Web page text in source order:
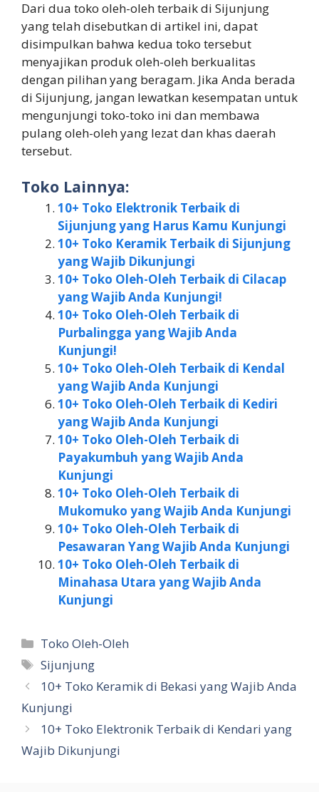
Dari dua toko oleh-oleh terbaik di Sijunjung
yang telah disebutkan di artikel ini, dapat
disimpulkan bahwa kedua toko tersebut
menyajikan produk oleh-oleh berkualitas
dengan pilihan yang beragam. Jika Anda berada
di Sijunjung, jangan lewatkan kesempatan untuk
mengunjungi toko-toko ini dan membawa
pulang oleh-oleh yang lezat dan khas daerah
tersebut.
Toko Lainnya:
10+ Toko Elektronik Terbaik di
Sijunjung yang Harus Kamu Kunjungi
10+ Toko Keramik Terbaik di Sijunjung
yang Wajib Dikunjungi
10+ Toko Oleh-Oleh Terbaik di Cilacap
yang Wajib Anda Kunjungi!
10+ Toko Oleh-Oleh Terbaik di
Purbalingga yang Wajib Anda
Kunjungi!
10+ Toko Oleh-Oleh Terbaik di Kendal
yang Wajib Anda Kunjungi
10+ Toko Oleh-Oleh Terbaik di Kediri
yang Wajib Anda Kunjungi
10+ Toko Oleh-Oleh Terbaik di
Payakumbuh yang Wajib Anda
Kunjungi
10+ Toko Oleh-Oleh Terbaik di
Mukomuko yang Wajib Anda Kunjungi
10+ Toko Oleh-Oleh Terbaik di
Pesawaran Yang Wajib Anda Kunjungi
10+ Toko Oleh-Oleh Terbaik di
Minahasa Utara yang Wajib Anda
Kunjungi
Kategori
Toko Oleh-Oleh
Tag
Sijunjung
10+ Toko Keramik di Bekasi yang Wajib Anda
Kunjungi
10+ Toko Elektronik Terbaik di Kendari yang
Wajib Dikunjungi